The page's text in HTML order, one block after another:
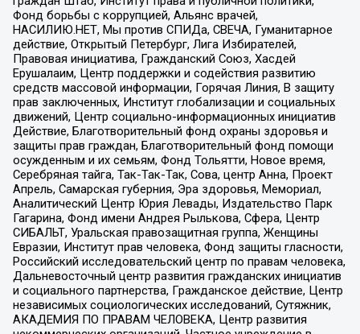
Фонд борьбы с коррупцией, Альянс врачей,
НАСИЛИЮ.НЕТ, Мы против СПИДа, СВЕЧА, Гуманитарное
действие, Открытый Петербург, Лига Избирателей,
Правовая инициатива, Гражданский Союз, Хасдей
Ерушалаим, Центр поддержки и содействия развитию
средств массовой информации, Горячая Линия, В защиту
прав заключенных, Институт глобализации и социальных
движений, Центр социально-информационных инициатив
Действие, Благотворительный фонд охраны здоровья и
защиты прав граждан, Благотворительный фонд помощи
осужденным и их семьям, Фонд Тольятти, Новое время,
Серебряная тайга, Так-Так-Так, Сова, центр Анна, Проект
Апрель, Самарская губерния, Эра здоровья, Мемориал,
Аналитический Центр Юрия Левады, Издательство Парк
Гагарина, Фонд имени Андрея Рылькова, Сфера, Центр
СИБАЛЬТ, Уральская правозащитная группа, Женщины
Евразии, Институт прав человека, Фонд защиты гласности,
Российский исследовательский центр по правам человека,
Дальневосточный центр развития гражданских инициатив
и социального партнерства, Гражданское действие, Центр
независимых социологических исследований, Сутяжник,
АКАДЕМИЯ ПО ПРАВАМ ЧЕЛОВЕКА, Центр развития